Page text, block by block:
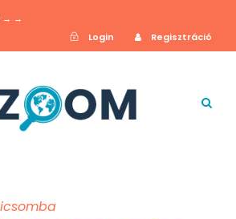
→ →
Login
Regisztráció